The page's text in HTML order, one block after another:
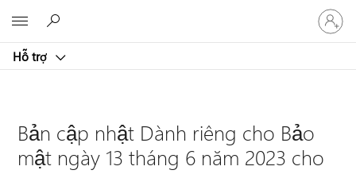
Hỗ trợ
Đăng
nhập
tài
Bản cập nhật Dành riêng cho Bảo
mật ngày 13 tháng 6 năm 2023 cho